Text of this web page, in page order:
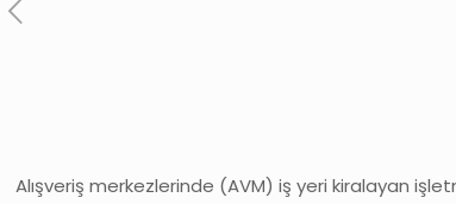
Alışveriş merkezlerinde (AVM) iş yeri kiralayan